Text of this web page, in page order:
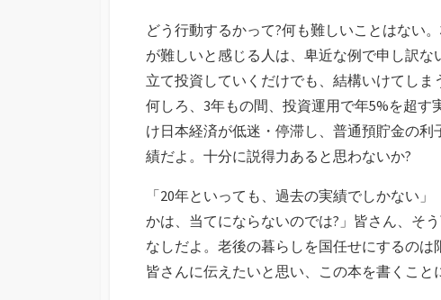
どう行動するかって?何も難しいことはない
が難しいと感じる人は、卑近な例で申し訳
立て投資していくだけでも、結構いけてしま
何しろ、3年もの間、投資運用で年5%を超
け日本経済が低迷・停滞し、普通預貯金の
績だよ。十分に説得力あると思わないか?
「20年といっても、過去の実績でしかない
かは、当てにならないのでは?」皆さん、そ
なしだよ。老後の暮らしを国任せにするの
皆さんに伝えたいと思い、この本を書くこと